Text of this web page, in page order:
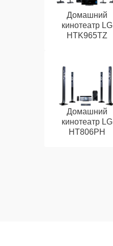
Домашний
кинотеатр LG
HTK965TZ
Домашний
кинотеатр LG
HT806PH